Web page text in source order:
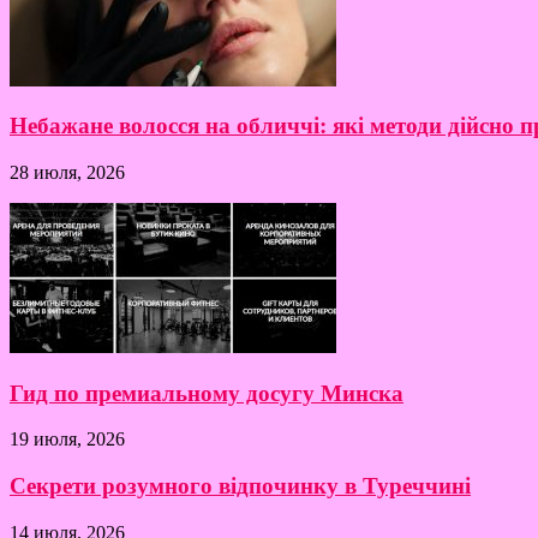
Небажане волосся на обличчі: які методи дійсно
28 июля, 2026
Гид по премиальному досугу Минска
19 июля, 2026
Секрети розумного відпочинку в Туреччині
14 июля, 2026